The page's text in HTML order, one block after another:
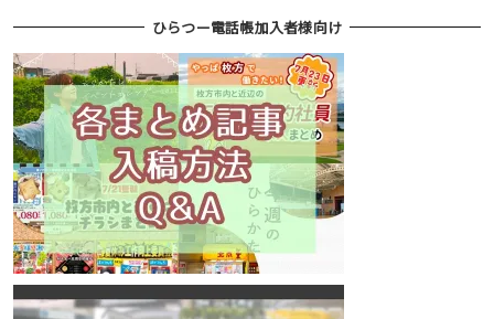
ひらつー電話帳加入者様向け